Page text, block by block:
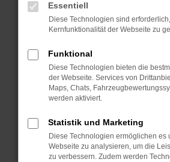
deine Suchmaschine?
Prüfe deine
können das Laden
verhindern. Funktioniert die
anderen Browser oder in
Fenster?
Starte dein Gerät neu.
Das kann manchmal helfen,
vorübergehende Probleme
Essentiell
Diese Technologien sind
Kernfunktionalität der Webseite zu
Funktional
Diese Technologien bieten die
der Webseite. Services von
Maps, Chats,
werden aktiviert.
Statistik und Marketing
Diese Technologien ermöglichen es
Webseite zu analysieren, um die
zu verbessern. Zudem werden